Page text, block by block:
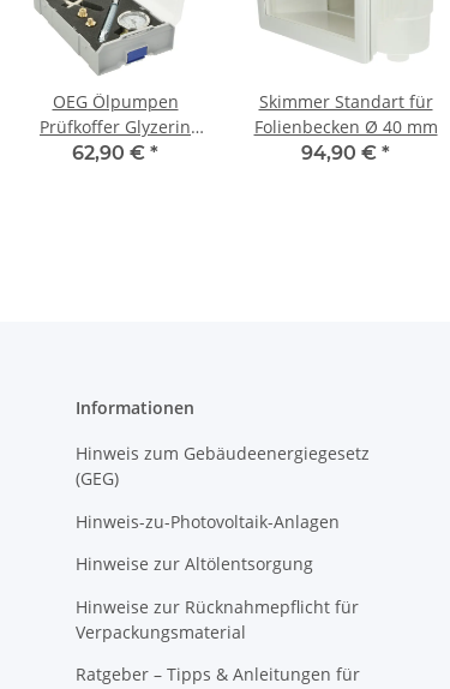
OEG Ölpumpen
Prüfkoffer Glyzerin
PPKG
62,90 € *
Skimmer Standart für
Folienbecken Ø 40 mm
94,90 € *
Informationen
Hinweis zum Gebäudeenergiegesetz
(GEG)
Hinweis-zu-Photovoltaik-Anlagen
Hinweise zur Altölentsorgung
Hinweise zur Rücknahmepflicht für
Verpackungsmaterial
Ratgeber – Tipps & Anleitungen für